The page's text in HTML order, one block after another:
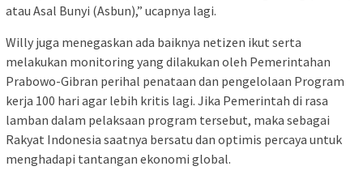
atau Asal Bunyi (Asbun),” ucapnya lagi.
Willy juga menegaskan ada baiknya netizen ikut serta
melakukan monitoring yang dilakukan oleh Pemerintahan
Prabowo-Gibran perihal penataan dan pengelolaan Program
kerja 100 hari agar lebih kritis lagi. Jika Pemerintah di rasa
lamban dalam pelaksaan program tersebut, maka sebagai
Rakyat Indonesia saatnya bersatu dan optimis percaya untuk
menghadapi tantangan ekonomi global.